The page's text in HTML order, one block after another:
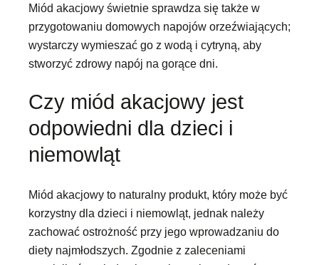
Miód akacjowy świetnie sprawdza się także w
przygotowaniu domowych napojów orzeźwiających;
wystarczy wymieszać go z wodą i cytryną, aby
stworzyć zdrowy napój na gorące dni.
Czy miód akacjowy jest
odpowiedni dla dzieci i
niemowląt
Miód akacjowy to naturalny produkt, który może być
korzystny dla dzieci i niemowląt, jednak należy
zachować ostrożność przy jego wprowadzaniu do
diety najmłodszych. Zgodnie z zaleceniami